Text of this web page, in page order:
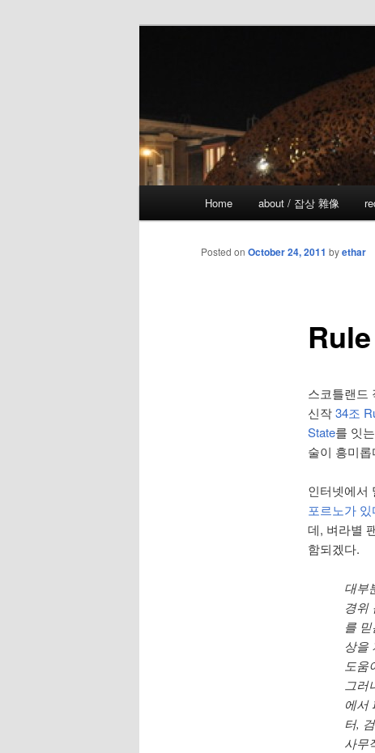
Home about / 잡상 雜像
Posted on October 24, 2011 byethar
스코틀랜드
신작34조
State를 잇
술이 흥미롭
인터넷에서
포르노가
데, 벼라별
함되겠다.
대부
경위
를
상을
도움
그러
에서
터,
사무